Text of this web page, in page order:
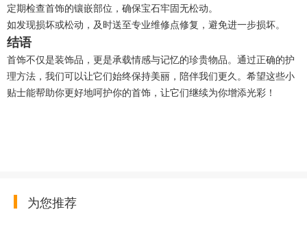
定期检查首饰的镶嵌部位，确保宝石牢固无松动。
如发现损坏或松动，及时送至专业维修点修复，避免进一步损坏。
结语
首饰不仅是装饰品，更是承载情感与记忆的珍贵物品。通过正确的护
理方法，我们可以让它们始终保持美丽，陪伴我们更久。希望这些小
贴士能帮助你更好地呵护你的首饰，让它们继续为你增添光彩！
为您推荐